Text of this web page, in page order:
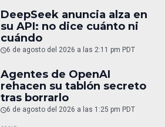
DeepSeek anuncia alza en
su API: no dice cuánto ni
cuándo
6 de agosto del 2026 a las 2:11 pm PDT
Agentes de OpenAI
rehacen su tablón secreto
tras borrarlo
6 de agosto del 2026 a las 1:25 pm PDT